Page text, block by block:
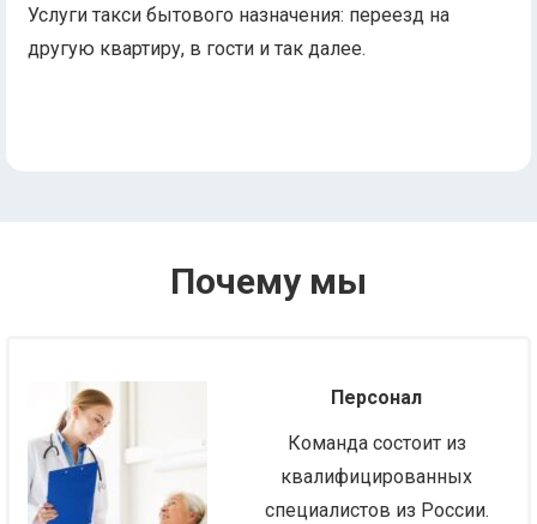
Услуги такси бытового назначения: переезд на
другую квартиру, в гости и так далее.
Почему мы
Персонал
Команда состоит из
квалифицированных
специалистов из России.